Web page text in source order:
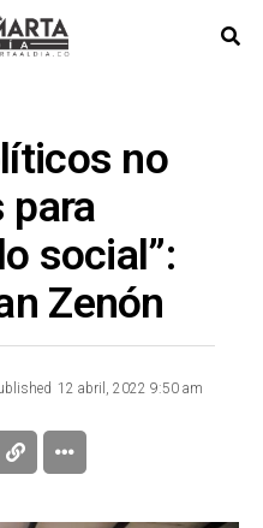
no
para
social”:
Zenón
12 abril, 2022 9:50 am